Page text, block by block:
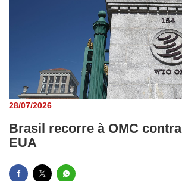
28/07/2026
Brasil recorre à OMC
EUA